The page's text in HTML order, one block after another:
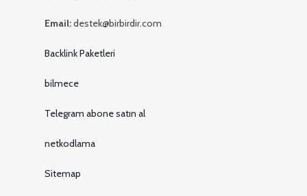
Email:destek@birbirdir.com
Backlink Paketleri
bilmece
Telegram abone satın al
netkodlama
Sitemap